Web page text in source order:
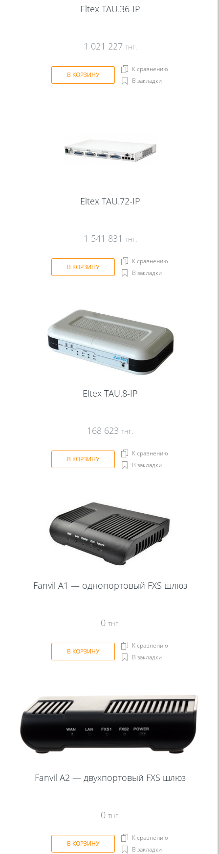
Eltex TAU.36-IP
1 021 227 тнг.
В КОРЗИНУ
К сравнению
В закладки
Eltex TAU.72-IP
1 541 831 тнг.
В КОРЗИНУ
К сравнению
В закладки
Eltex TAU.8-IP
168 623 тнг.
В КОРЗИНУ
К сравнению
В закладки
Fanvil A1 — однопортовый FXS шлюз
0 тнг.
В КОРЗИНУ
К сравнению
В закладки
Fanvil A2 — двухпортовый FXS шлюз
0 тнг.
В КОРЗИНУ
К сравнению
В закладки